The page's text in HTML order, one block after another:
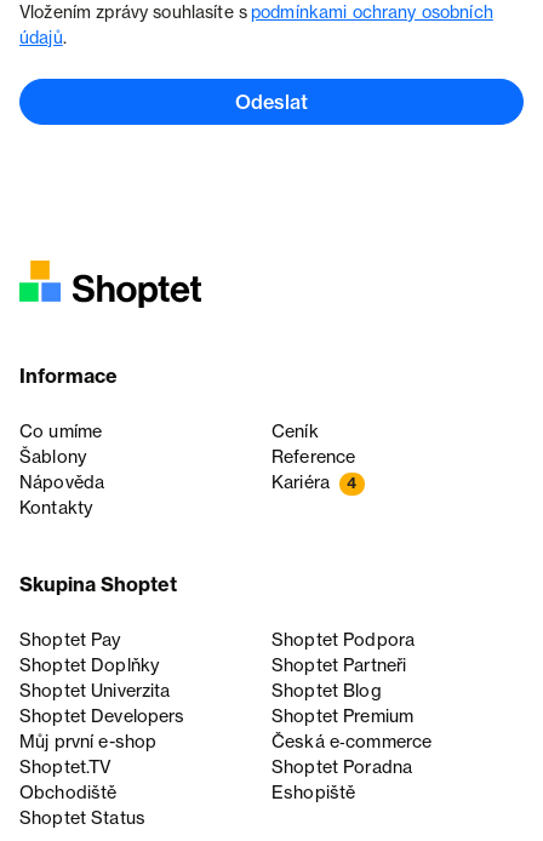
Vložením zprávy souhlasíte spodmínkami ochrany osobních
údajů.
Odeslat
Informace
Co umíme
Ceník
Šablony
Reference
Nápověda
Kariéra 4
Kontakty
Skupina Shoptet
Shoptet Pay
Shoptet Podpora
Shoptet Doplňky
Shoptet Partneři
Shoptet Univerzita
Shoptet Blog
Shoptet Developers
Shoptet Premium
Můj první e-shop
Česká e‑commerce
Shoptet.TV
Shoptet Poradna
Obchodiště
Eshopiště
Shoptet Status